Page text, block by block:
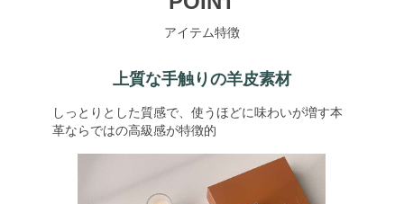
アイテム特徴
上質な手触りの羊皮素材
しっとりとした質感で、使うほどに味わいが増す本
革ならではの高級感が特徴的